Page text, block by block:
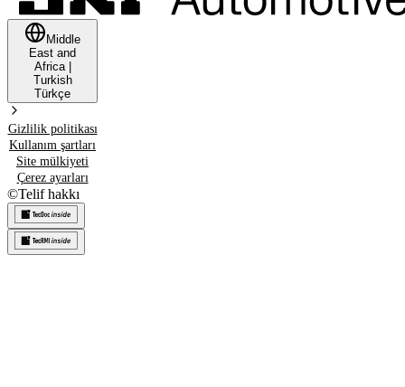
Middle
East and
Africa|
Turkish
Türkçe
Gizlilik politikası
Kullanım şartları
Site mülkiyeti
Çerez ayarları
©Telif hakkı